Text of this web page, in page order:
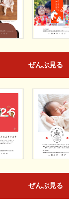
ぜんぶ見る
ぜんぶ見る